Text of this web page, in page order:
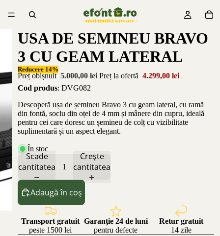
USA DE SEMINEU BRAVO
3 CU GEAM LATERAL
Reducere 14%
Preț obișnuit 5.000,00 lei Preț la ofertă 4.299,00 lei
Cod produs: DVG082
Descoperă ușa de șemineu Bravo 3 cu geam lateral, cu ramă
din fontă, soclu din oțel de 4 mm și mânere din cupru, ideală
pentru cei care doresc un șemineu de colț cu vizibilitate
suplimentară și un aspect elegant.
În stoc
Scade
cantitatea
Crește
cantitatea
Adaugă în coș
Transport gratuit
peste 1500 lei
Garanție 24 de luni
pentru defecte
Retur gratuit
14 zile